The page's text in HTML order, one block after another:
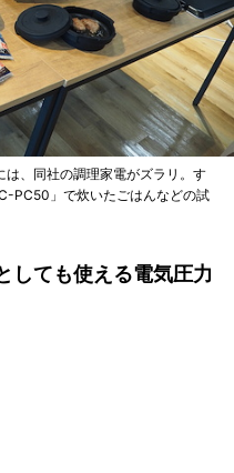
、同社の調理家電がズラリ。す
PC50」で炊いたごはんなどの試
しても使える電気圧力